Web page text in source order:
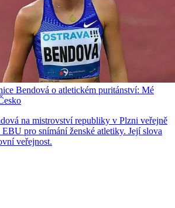
Bendová o atletickém puritánství: Mé
na mistrovství republiky v Plzni veřejně
pro snímání ženské atletiky. Její slova
veřejnost.